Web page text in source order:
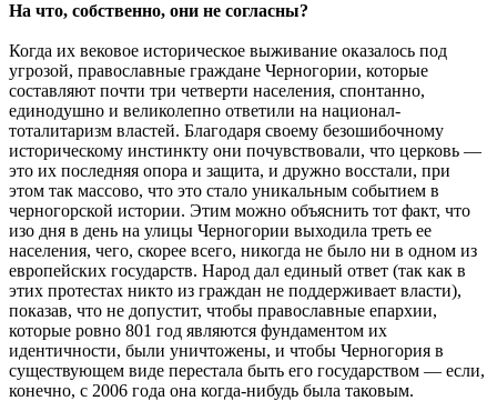
На что, собственно, они не согласны?
Когда их вековое историческое выживание оказалось под
угрозой, православные граждане Черногории, которые
составляют почти три четверти населения, спонтанно,
единодушно и великолепно ответили на национал-
тоталитаризм властей. Благодаря своему безошибочному
историческому инстинкту они почувствовали, что церковь —
это их последняя опора и защита, и дружно восстали, при
этом так массово, что это стало уникальным событием в
черногорской истории. Этим можно объяснить тот факт, что
изо дня в день на улицы Черногории выходила треть ее
населения, чего, скорее всего, никогда не было ни в одном из
европейских государств. Народ дал единый ответ (так как в
этих протестах никто из граждан не поддерживает власти),
показав, что не допустит, чтобы православные епархии,
которые ровно 801 год являются фундаментом их
идентичности, были уничтожены, и чтобы Черногория в
существующем виде перестала быть его государством — если,
конечно, с 2006 года она когда-нибудь была таковым.